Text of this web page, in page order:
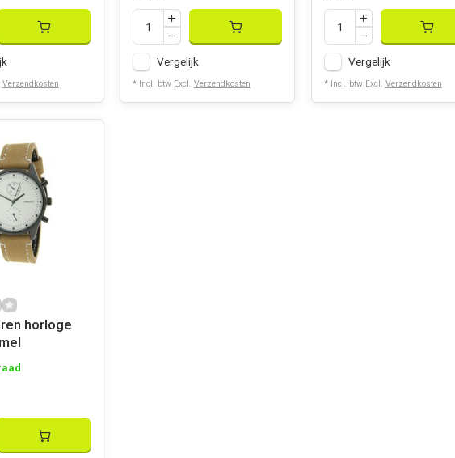
Verzendkosten
Vergelijk
* Incl. btw Excl. Verzendkosten
Vergelijk
* Incl. btw Excl. Verzendkosten
horloge